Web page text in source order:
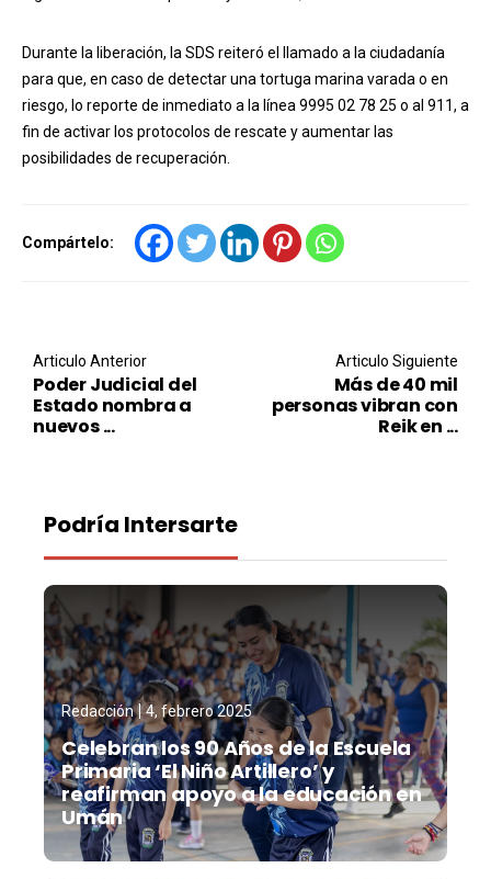
Durante la liberación, la SDS reiteró el llamado a la ciudadanía
para que, en caso de detectar una tortuga marina varada o en
riesgo, lo reporte de inmediato a la línea 9995 02 78 25 o al 911, a
fin de activar los protocolos de rescate y aumentar las
posibilidades de recuperación.
Compártelo:
Post navigation
Articulo Anterior
Poder Judicial del
Estado nombra a
nuevos ...
Articulo Siguiente
Más de 40 mil
personas vibran con
Reik en ...
Podría Intersarte
Redacción 4, febrero 2025
Celebran los 90 Años de la Escuela
Primaria ‘El Niño Artillero’ y
reafirman apoyo a la educación en
Umán